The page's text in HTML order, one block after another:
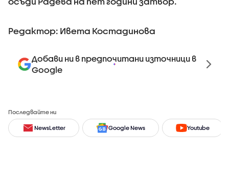
Редактор: Ивета Костадинова
Добави ни в предпочитани източници в
Google
Последвайте ни
NewsLetter Google News Youtube